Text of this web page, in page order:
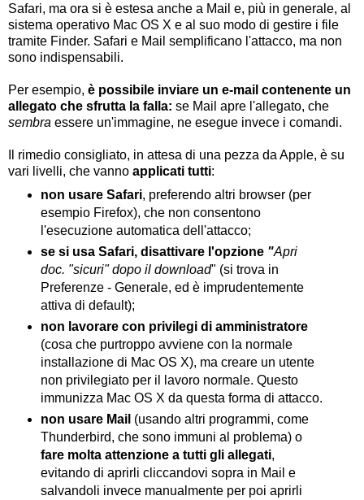
Safari, ma ora si è estesa anche a Mail e, più in generale, al
sistema operativo Mac OS X e al suo modo di gestire i file
tramite Finder. Safari e Mail semplificano l'attacco, ma non
sono indispensabili.
Per esempio, è possibile inviare un e-mail contenente un
allegato che sfrutta la falla: se Mail apre l'allegato, che
sembra essere un'immagine, ne esegue invece i comandi.
Il rimedio consigliato, in attesa di una pezza da Apple, è su
vari livelli, che vanno applicati tutti:
non usare Safari, preferendo altri browser (per
esempio Firefox), che non consentono
l'esecuzione automatica dell'attacco;
se si usa Safari, disattivare l'opzione "Apri
doc. "sicuri" dopo il download" (si trova in
Preferenze - Generale, ed è imprudentemente
attiva di default);
non lavorare con privilegi di amministratore
(cosa che purtroppo avviene con la normale
installazione di Mac OS X), ma creare un utente
non privilegiato per il lavoro normale. Questo
immunizza Mac OS X da questa forma di attacco.
non usare Mail (usando altri programmi, come
Thunderbird, che sono immuni al problema) o
fare molta attenzione a tutti gli allegati,
evitando di aprirli cliccandovi sopra in Mail e
salvandoli invece manualmente per poi aprirli